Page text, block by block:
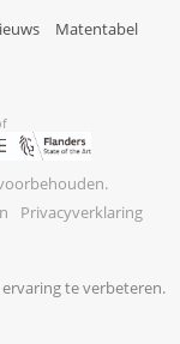
te verbeteren.
Matentabel
Privacyverklaring